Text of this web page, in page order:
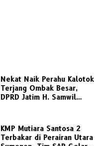
Nekat Naik Perahu Kalotok
Terjang Ombak Besar,
DPRD Jatim H. Samwil
KMP Mutiara Santosa 2
Terbakar di Perairan Utara